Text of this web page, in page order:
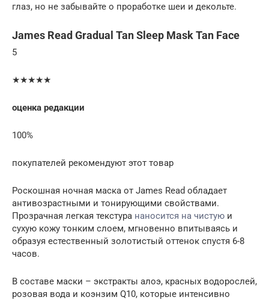
глаз, но не забывайте о проработке шеи и декольте.
James Read Gradual Tan Sleep Mask Tan Face
5
★★★★★
оценка редакции
100%
покупателей рекомендуют этот товар
Роскошная ночная маска от James Read обладает
антивозрастными и тонирующими свойствами.
Прозрачная легкая текстура наносится на чистую и
сухую кожу тонким слоем, мгновенно впитываясь и
образуя естественный золотистый оттенок спустя 6-8
часов.
В составе маски – экстракты алоэ, красных водорослей,
розовая вода и коэнзим Q10, которые интенсивно